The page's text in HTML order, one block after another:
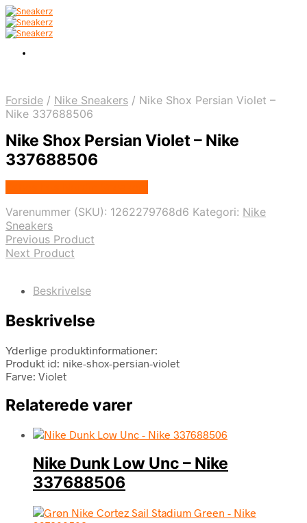
Forside / Nike Sneakers / Nike Shox Persian Violet –
Nike 337688506
Nike Shox Persian Violet – Nike
337688506
Varenummer (SKU): 1262279768d6 Kategori: Nike
Sneakers
Previous Product
Next Product
Beskrivelse
Beskrivelse
Yderlige produktinformationer:
Produkt id: nike-shox-persian-violet
Farve: Violet
Relaterede varer
Nike Dunk Low Unc – Nike
337688506